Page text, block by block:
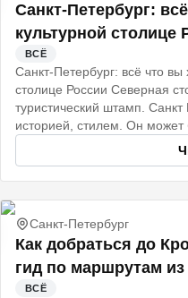
Санкт‑Петербург:
культурной столице
ВСЁ
Санкт‑Петербург: всё что вы
столице России Северная
туристический штамп.
историей, стилем. Он может
Санкт-Петербург
Как добраться до
гид по маршрутам из
ВСЁ